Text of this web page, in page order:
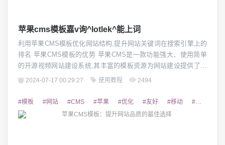
苹果cms模板嘉v询^lotlek^能上词
利用苹果CMS模板优化网站结构,提升网站关键词在搜索引擎上的
排名 苹果CMS模板的优势 苹果CMS是一款功能强大、使用简单
的开源视频网站建设系统,其丰富的模板资源为网站建设提供了极
大的便利。苹果CMS模板具有简洁美观、响应式布局、SEO友好
引擎优化,提升关键词排名。 选择合适的苹果CMS模板 在选择苹
果CMS模板时,需要考...
2024-07-17 00:29:27 使用教程 2494
#模板 #网站 #CMS #苹果 #优化 #友好 #移动 #设计